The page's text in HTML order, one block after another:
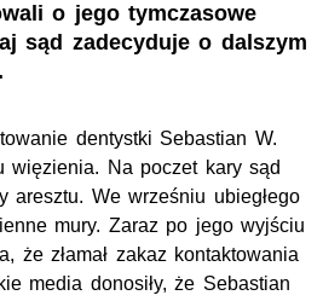
o jego tymczasowe
sąd zadecyduje o dalszym
dentystki Sebastian W.
więzienia. Na poczet kary sąd
aresztu. We wrześniu ubiegłego
mury. Zaraz po jego wyjściu
że złamał zakaz kontaktowania
media donosiły, że Sebastian